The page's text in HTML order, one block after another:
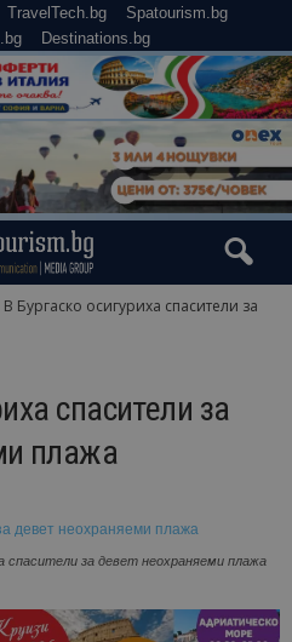
TravelTech.bg
Spatourism.bg
Destinations.bg
В Бургаско осигуриха спасители за
спасители за
плажа
спасители за девет неохраняеми плажа